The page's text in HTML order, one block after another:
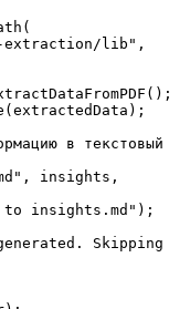
extraction/lib",
to insights.md");